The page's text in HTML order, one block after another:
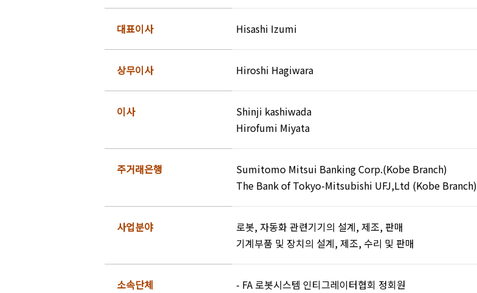
대표이사 Hisashi Izumi
상무이사 Hiroshi Hagiwara
이사
Shinji kashiwada
Hirofumi Miyata
주거래은행
Sumitomo Mitsui Banking Corp.(Kobe Branch)
The Bank of Tokyo-Mitsubishi UFJ,Ltd (Kobe Branch)
사업분야
로봇, 자동화 관련기기의 설계, 제조, 판매
기계부품 및 장치의 설계, 제조, 수리 및 판매
소속단체
- FA 로봇시스템 인티그레이터협회 정회원